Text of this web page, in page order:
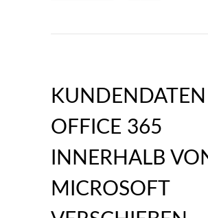
OFFICE 365
INNERHALB
MICROSOFT